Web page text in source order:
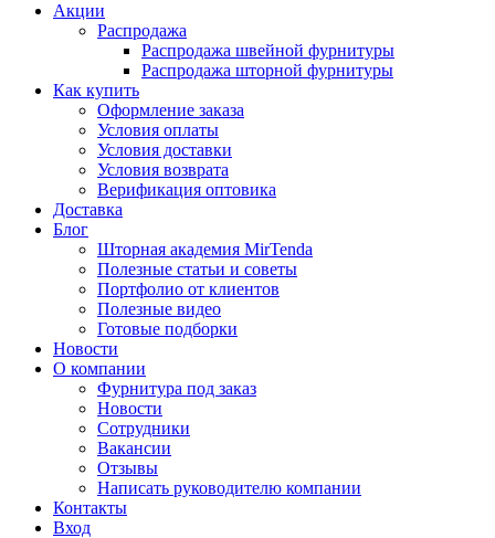
Акции
Распродажа
Распродажа швейной фурнитуры
Распродажа шторной фурнитуры
Как купить
Оформление заказа
Условия оплаты
Условия доставки
Условия возврата
Верификация оптовика
Доставка
Блог
Шторная академия MirTenda
Полезные статьи и советы
Портфолио от клиентов
Полезные видео
Готовые подборки
Новости
О компании
Фурнитура под заказ
Новости
Сотрудники
Вакансии
Отзывы
Написать руководителю компании
Контакты
Вход